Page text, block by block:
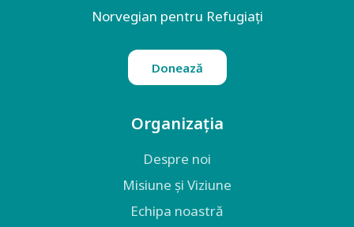
Norvegian pentru Refugiați
Donează
Organizația
Despre noi
Misiune și Viziune
Echipa noastră